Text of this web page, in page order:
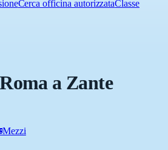
Cerca officina autorizzataClasse
a Zante
Mezzi